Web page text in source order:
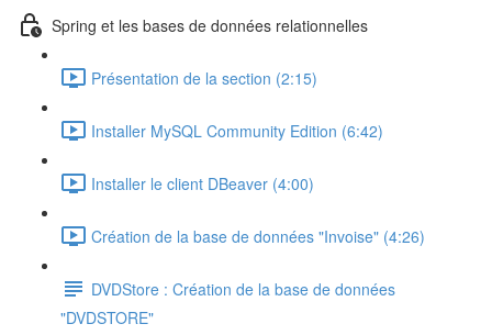
Spring et les bases de données relationnelles
Présentation de la section (2:15)
Installer MySQL Community Edition (6:42)
Installer le client DBeaver (4:00)
Création de la base de données "Invoise" (4:26)
DVDStore : Création de la base de données
"DVDSTORE"